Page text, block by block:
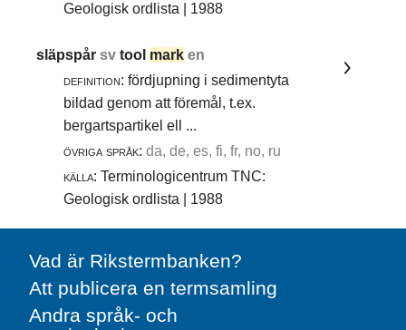
Geologisk ordlista | 1988
släpspårsvtool mark en
definition: fördjupning i sedimentyta
bildad genom att föremål, t.ex.
bergartspartikel ell ...
övriga språk: da, de, es, fi, fr, no, ru
källa: Terminologicentrum TNC:
Geologisk ordlista | 1988
Vad är Rikstermbanken?
Att publicera en termsamling
Andra språk- och